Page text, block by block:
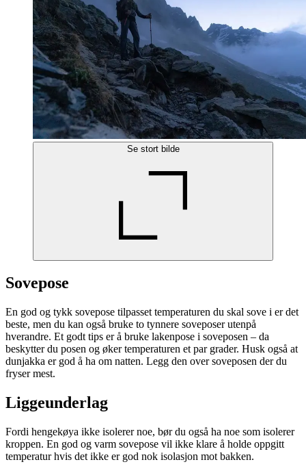
Se stort bilde
Sovepose
En god og tykk sovepose tilpasset temperaturen du skal sove i er det
beste, men du kan også bruke to tynnere soveposer utenpå
hverandre. Et godt tips er å bruke lakenpose i soveposen – da
beskytter du posen og øker temperaturen et par grader. Husk også at
dunjakka er god å ha om natten. Legg den over soveposen der du
fryser mest.
Liggeunderlag
Fordi hengekøya ikke isolerer noe, bør du også ha noe som isolerer
kroppen. En god og varm sovepose vil ikke klare å holde oppgitt
temperatur hvis det ikke er god nok isolasjon mot bakken.